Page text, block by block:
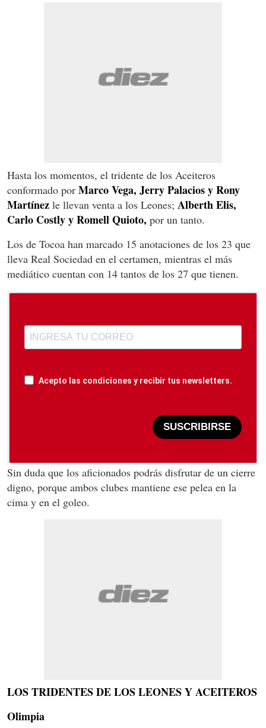
Hasta los momentos, el tridente de los Aceiteros
conformado por Marco Vega, Jerry Palacios y Rony
Martínez le llevan venta a los Leones; Alberth Elis,
Carlo Costly y Romell Quioto, por un tanto.
Los de Tocoa han marcado 15 anotaciones de los 23 que
lleva Real Sociedad en el certamen, mientras el más
mediático cuentan con 14 tantos de los 27 que tienen.
Acepto las condiciones y recibir tus newsletters.
SUSCRIBIRSE
Sin duda que los aficionados podrás disfrutar de un cierre
digno, porque ambos clubes mantiene ese pelea en la
cima y en el goleo.
LOS TRIDENTES DE LOS LEONES Y ACEITEROS
Olimpia